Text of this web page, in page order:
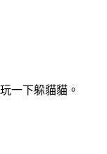
一下躲貓貓。